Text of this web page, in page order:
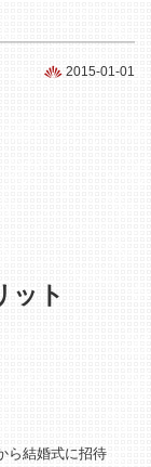
2015-01-01
ット
ら結婚式に招待